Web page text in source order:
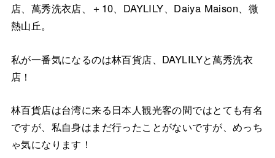
店、萬秀洗衣店、＋10、DAYLILY、Daiya Maison、微
熱山丘。
私が一番気になるのは林百貨店、DAYLILYと萬秀洗衣
店！
林百貨店は台湾に来る日本人観光客の間ではとても有名
ですが、私自身はまだ行ったことがないですが、めっち
ゃ気になります！